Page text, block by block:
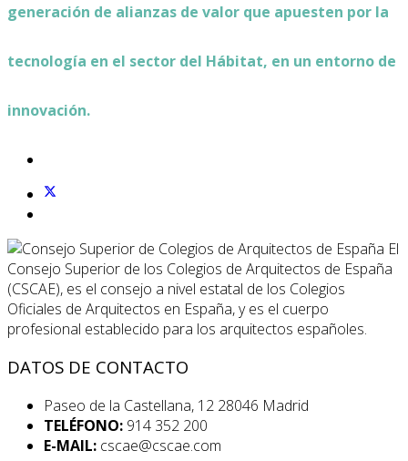
generación de alianzas de valor que apuesten por la
tecnología en el sector del Hábitat, en un entorno de
innovación.
El
Consejo Superior de los Colegios de Arquitectos de España
(CSCAE), es el consejo a nivel estatal de los Colegios
Oficiales de Arquitectos en España, y es el cuerpo
profesional establecido para los arquitectos españoles.
DATOS DE CONTACTO
Paseo de la Castellana, 12 28046 Madrid
TELÉFONO: 914 352 200
E-MAIL: cscae@cscae.com